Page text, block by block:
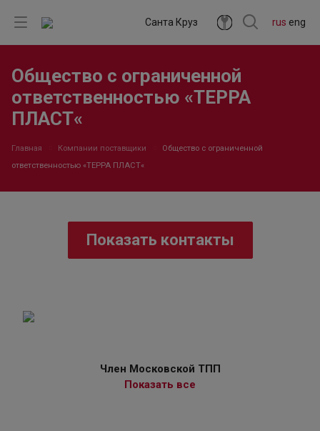
rus eng
Санта Круз
Общество с ограниченной
ответственностью «ТЕРРА
ПЛАСТ«
Главная Компании поставщики
Общество с ограниченной
ответственностью «ТЕРРА ПЛАСТ«
Показать контакты
Член Московской ТПП
Показать все